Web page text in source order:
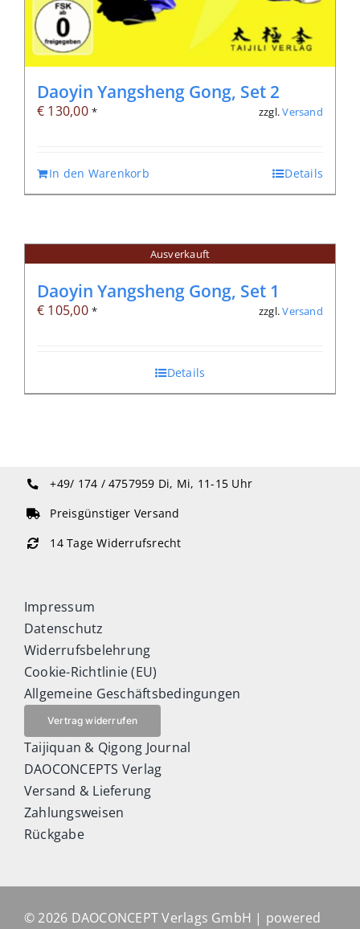
Daoyin Yangsheng Gong, Set 2
€ 130,00 * zzgl.Versand
In den Warenkorb Details
Ausverkauft
Daoyin Yangsheng Gong, Set 1
€ 105,00 * zzgl.Versand
Details
+49/ 174 / 4757959 Di, Mi, 11-15 Uhr
Preisgünstiger Versand
14 Tage Widerrufsrecht
Impressum
Datenschutz
Widerrufsbelehrung
Cookie-Richtlinie (EU)
Allgemeine Geschäftsbedingungen
Vertrag widerrufen
Taijiquan & Qigong Journal
DAOCONCEPTS Verlag
Versand & Lieferung
Zahlungsweisen
Rückgabe
© 2026 DAOCONCEPT Verlags GmbH | powered